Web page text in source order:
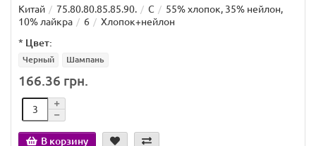
Китай 75.80.80.85.85.90. C
55% хлопок, 35% нейлон,
10% лайкра
6
Хлопок+нейлон
* Цвет:
Черный Шампань
166.36 грн.
В корзину